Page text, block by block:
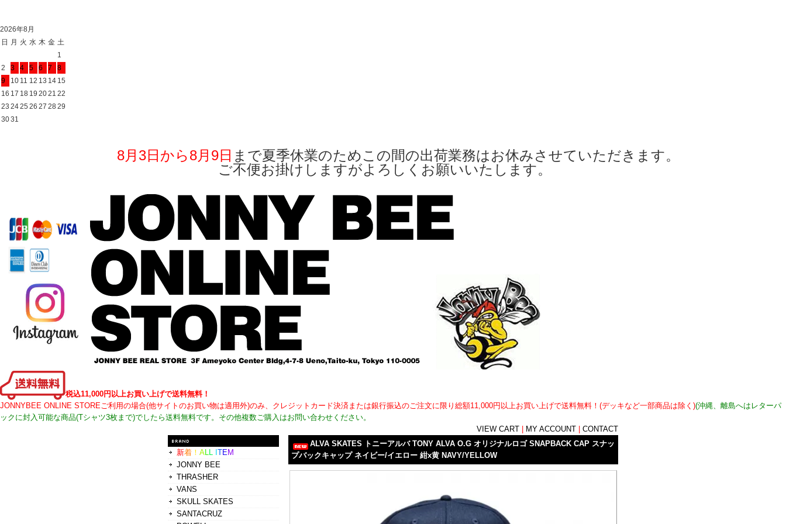
2026年8月
日
月 火 水 木 金 土
1
2
3 4 5 6 7
8
9
10 11 12 13 14 15
16 17 18 19 2021 22
23 2425 26 27 2829
3031
8月3日から8月9日 まで夏季休業のためこの間の出荷業務はお休みさせていただきます。
ご不便お掛けしますがよろしくお願いいたします。
税込11,000円以上お買い上げで送料無料！
JONNYBEE ONLINE STOREご利用の場合(他サイトのお買い物は適用外)のみ、クレジットカード決済または銀行振込のご注文に限り総額11,000円以上お買い上げで送料無料！(デッキなど一部商品は除く)(沖縄、離島へはレターパ
ックに封入可能な商品(Tシャツ3枚まで)でしたら送料無料です。その他複数ご購入はお問い合わせください。
VIEW CART
MY ACCOUNT CONTACT
新着 ！ ALL TEM
JONNY BEE
THRASHER
VANS
SKULL SKATES
SANTACRUZ
ALVA SKATES トニーアルバ TONY ALVA O.G オリジナルロゴ SNAPBACK CAP スナッ
プバックキャップ ネイビー/イエロー 紺x黄 NAVY/YELLOW